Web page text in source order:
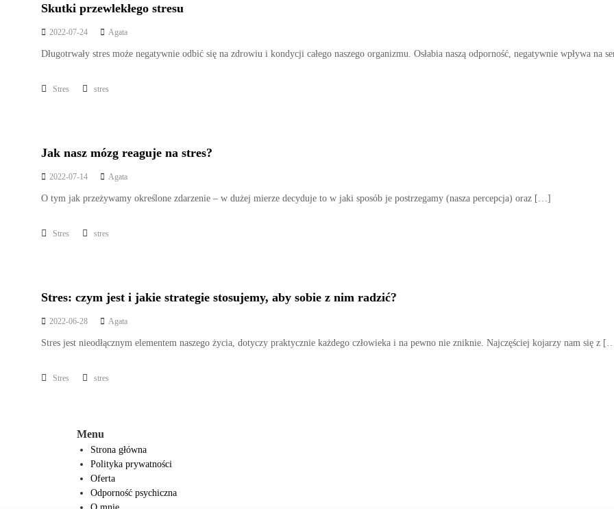
Skutki przewlekłego stresu
2022-07-24 Agata
Długotrwały stres może negatywnie odbić się na zdrowiu i kondycji całego naszego organizmu. Osłabia naszą odporność, negatywnie wpływa na
Stres stres
Jak nasz mózg reaguje na stres?
2022-07-14 Agata
O tym jak przeżywamy określone zdarzenie – w dużej mierze decyduje to w jaki sposób je postrzegamy (nasza percepcja) oraz […]
Stres stres
Stres: czym jest i jakie strategie stosujemy, aby sobie z nim radzić?
2022-06-28 Agata
Stres jest nieodłącznym elementem naszego życia, dotyczy praktycznie każdego człowieka i na pewno nie zniknie. Najczęściej kojarzy nam się z
Stres stres
Menu
Strona główna
Polityka prywatności
Oferta
Odporność psychiczna